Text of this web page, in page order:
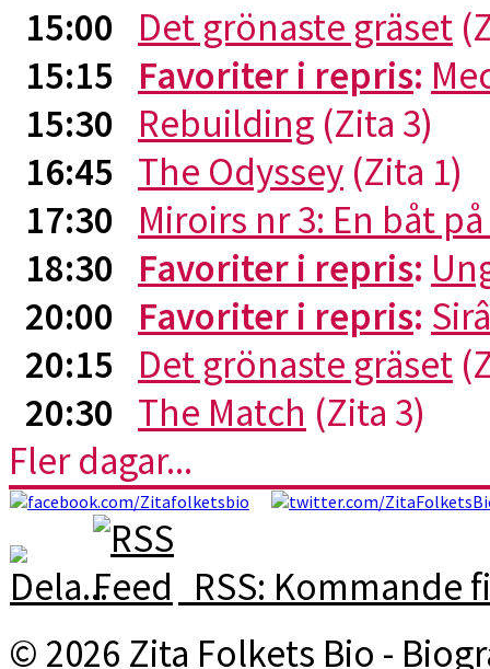
15:00 Det grönaste gräset
15:15 Favoriter i repris:
15:30 Rebuilding (Zita 3)
16:45 The Odyssey (Zita 1)
17:30 Miroirs nr 3: En båt
18:30 Favoriter i repris:
20:00 Favoriter i repris:
20:15 Det grönaste gräset
20:30 The Match (Zita 3)
Fler dagar...
RSS: Kommande
© 2026 Zita Folkets Bio -